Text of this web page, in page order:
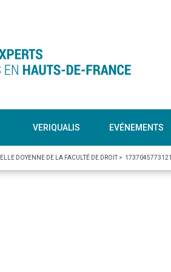
VERIQUALIS EVÉNEMENTS
DOYENNE DE LA FACULTÉ DE DROIT> 1737045773121